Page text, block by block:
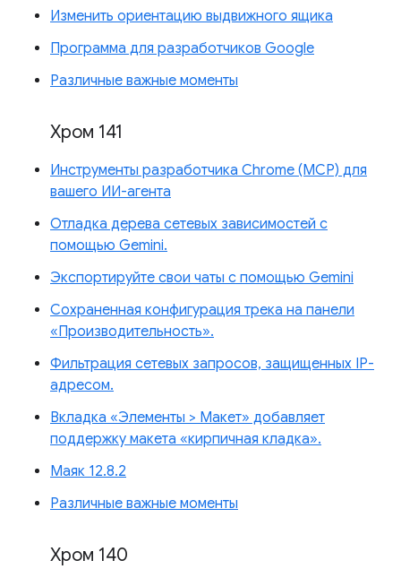
Изменить ориентацию выдвижного ящика
Программа для разработчиков Google
Различные важные моменты
Хром 141
Инструменты разработчика Chrome (MCP) для
вашего ИИ-агента
Отладка дерева сетевых зависимостей с
помощью Gemini.
Экспортируйте свои чаты с помощью Gemini
Сохраненная конфигурация трека на панели
«Производительность».
Фильтрация сетевых запросов, защищенных IP-
адресом.
Вкладка «Элементы > Макет» добавляет
поддержку макета «кирпичная кладка».
Маяк 12.8.2
Различные важные моменты
Хром 140